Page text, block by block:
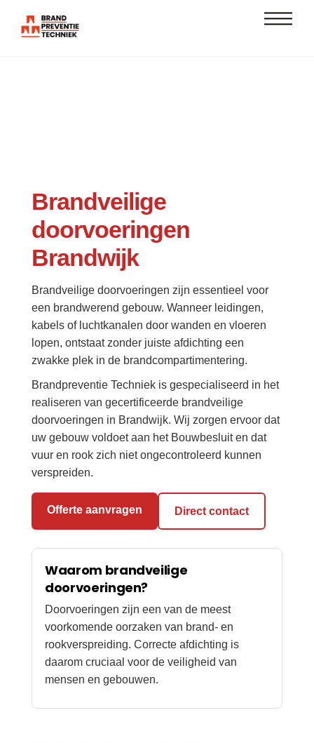
Brandveilige
doorvoeringen
Brandwijk
Brandveilige doorvoeringen zijn essentieel voor
een brandwerend gebouw. Wanneer leidingen,
kabels of luchtkanalen door wanden en vloeren
lopen, ontstaat zonder juiste afdichting een
zwakke plek in de brandcompartimentering.
Brandpreventie Techniek is gespecialiseerd in het
realiseren van gecertificeerde brandveilige
doorvoeringen in Brandwijk. Wij zorgen ervoor dat
uw gebouw voldoet aan het Bouwbesluit en dat
vuur en rook zich niet ongecontroleerd kunnen
verspreiden.
Offerte aanvragen Direct contact
Waarom brandveilige
doorvoeringen?
Doorvoeringen zijn een van de meest
voorkomende oorzaken van brand- en
rookverspreiding. Correcte afdichting is
daarom cruciaal voor de veiligheid van
mensen en gebouwen.